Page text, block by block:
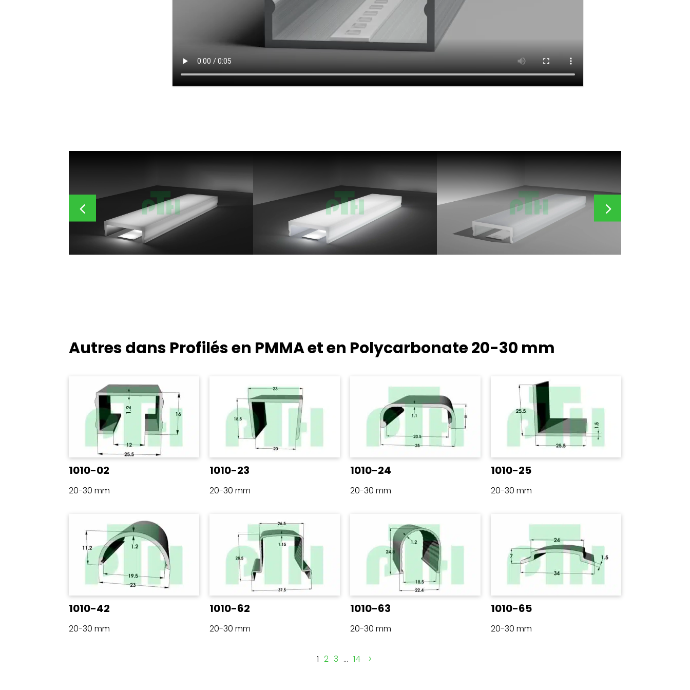
Autres dans Profilés en PMMA et en Polycarbonate20-30 mm
1010-02
20-30 mm
1010-23
20-30 mm
1010-24
20-30 mm
1010-25
20-30 mm
1010-42
20-30 mm
1010-62
20-30 mm
1010-63
20-30 mm
1010-65
20-30 mm
1 2 3 … 14